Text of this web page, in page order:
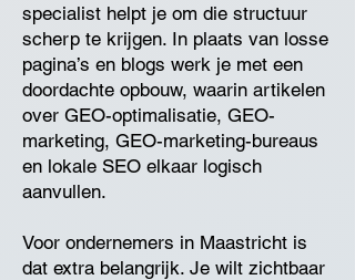
specialist helpt je om die structuur
scherp te krijgen. In plaats van losse
pagina’s en blogs werk je met een
doordachte opbouw, waarin artikelen
over GEO-optimalisatie, GEO-
marketing, GEO-marketing-bureaus
en lokale SEO elkaar logisch
aanvullen.
Voor ondernemers in Maastricht is
dat extra belangrijk. Je wilt zichtbaar